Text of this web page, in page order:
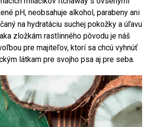
pH, neobsahuje alkohol, parabeny ani
na hydratáciu suchej pokožky a úľavu
zložkám rastlinného pôvodu je náš
pre majiteľov, ktorí sa chcú vyhnúť
látkam pre svojho psa aj pre seba.